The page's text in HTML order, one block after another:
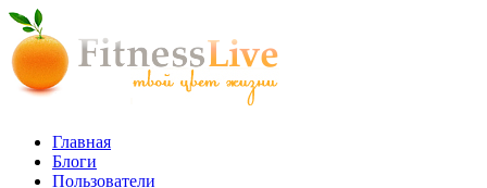
Главная
Блоги
Пользователи